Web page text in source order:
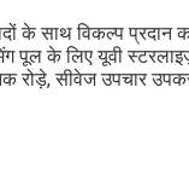
के साथ विकल्प प्रदान
पूल के लिए यूवी
रोड़े, सीवेज उपचार